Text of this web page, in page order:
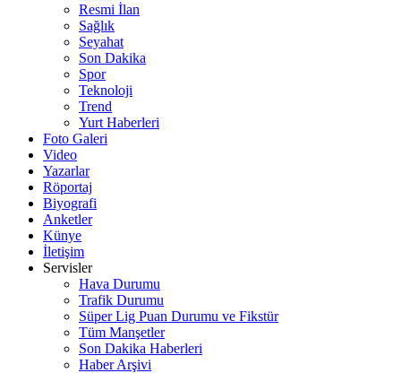
Resmi İlan
Sağlık
Seyahat
Son Dakika
Spor
Teknoloji
Trend
Yurt Haberleri
Foto Galeri
Video
Yazarlar
Röportaj
Biyografi
Anketler
Künye
İletişim
Servisler
Hava Durumu
Trafik Durumu
Süper Lig Puan Durumu ve Fikstür
Tüm Manşetler
Son Dakika Haberleri
Haber Arşivi